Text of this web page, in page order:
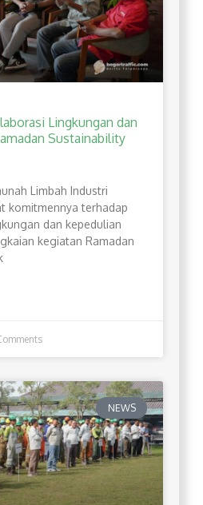
Lingkungan dan
Sustainability
Limbah Industri
komitmennya terhadap
dan kepedulian
kegiatan Ramadan
NEWS